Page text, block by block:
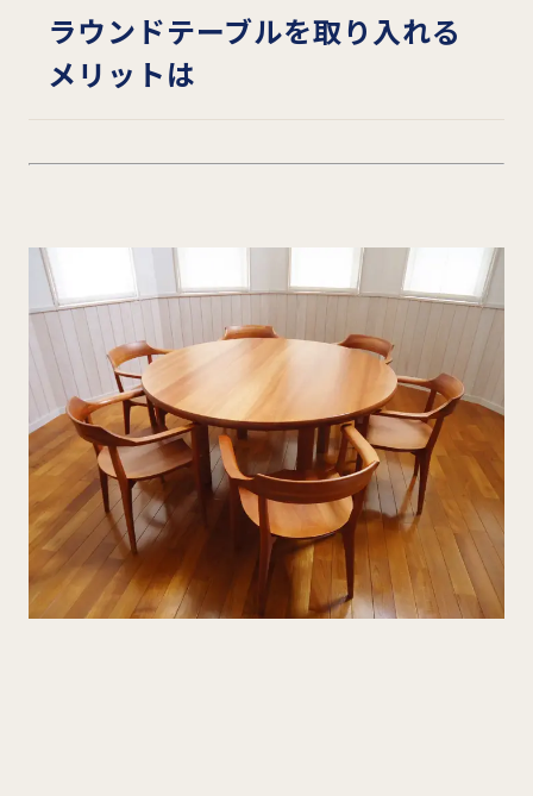
ラウンドテーブルを取り入れる
メリットは